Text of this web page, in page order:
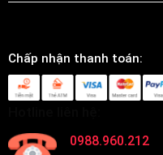
Chấp nhận thanh toán:
0988.960.212